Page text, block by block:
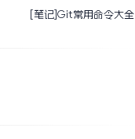
[笔记]Git常用命令大全